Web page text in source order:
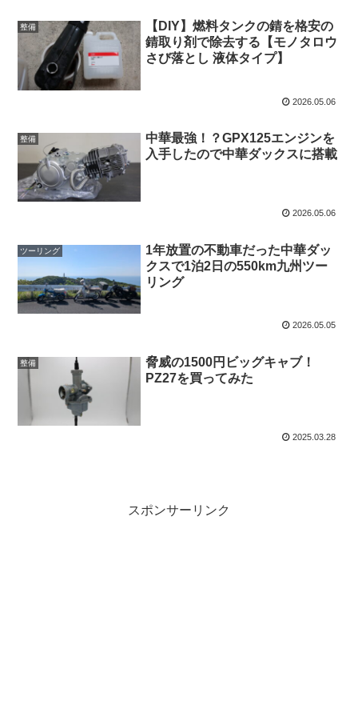
整備
【DIY】燃料タンクの錆を格安の
錆取り剤で除去する【モノタロウ
さび落とし 液体タイプ】
2026.05.06
整備
中華最強！？GPX125エンジンを
入手したので中華ダックスに搭載
2026.05.06
ツーリング
1年放置の不動車だった中華ダッ
クスで1泊2日の550km九州ツー
リング
2026.05.05
整備
脅威の1500円ビッグキャブ！
PZ27を買ってみた
2025.03.28
スポンサーリンク